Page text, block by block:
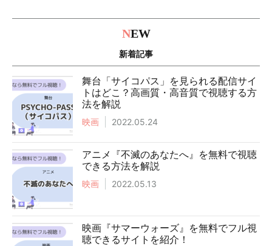
NEW
新着記事
舞台「サイコパス」を見られる配信サイ
トはどこ？高画質・高音質で視聴する方
法を解説
映画 2022.05.24
アニメ『不滅のあなたへ』を無料で視聴
できる方法を解説
映画 2022.05.13
映画『サマーウォーズ』を無料でフル視
聴できるサイトを紹介！